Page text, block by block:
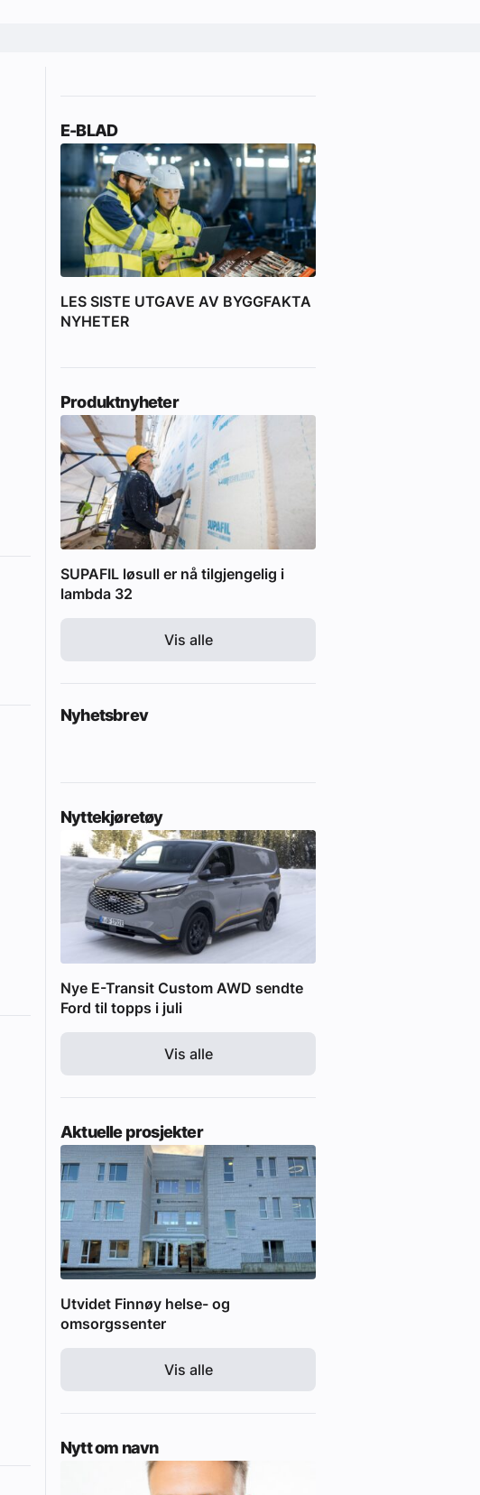
E-BLAD
LES SISTE UTGAVE AV BYGGFAKTA
NYHETER
Produktnyheter
SUPAFIL løsull er nå tilgjengelig i
lambda 32
Vis alle
Nyhetsbrev
Nyttekjøretøy
Nye E-Transit Custom AWD sendte
Ford til topps i juli
Vis alle
Aktuelle prosjekter
Utvidet Finnøy helse- og
omsorgssenter
Vis alle
Nytt om navn